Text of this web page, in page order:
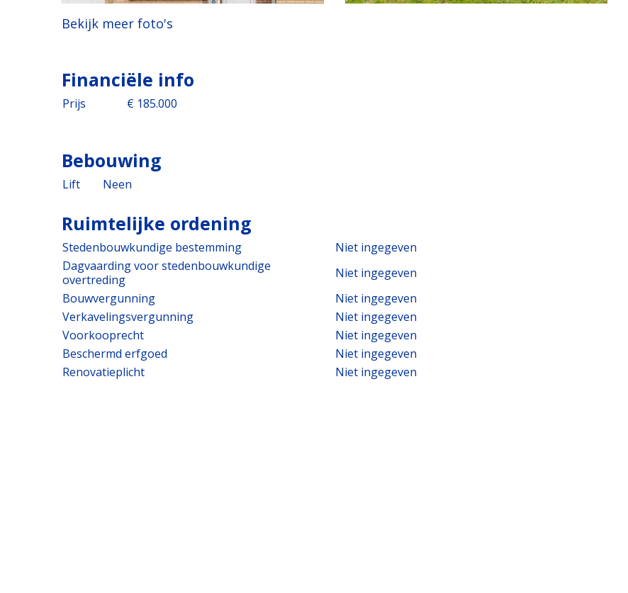
Bekijk meer foto's
Financiële info
Prijs € 185.000
Bebouwing
Lift Neen
Ruimtelijke ordening
Stedenbouwkundige bestemming
Niet ingegeven
Dagvaarding voor stedenbouwkundige
overtreding
Niet ingegeven
Bouwvergunning
Niet ingegeven
Verkavelingsvergunning
Niet ingegeven
Voorkooprecht
Niet ingegeven
Beschermd erfgoed
Niet ingegeven
Renovatieplicht
Niet ingegeven